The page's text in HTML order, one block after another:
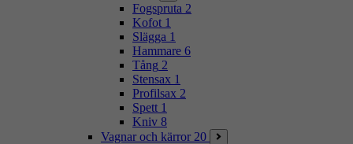
Fogspruta 2
Kofot 1
Slägga 1
Hammare 6
Tång 2
Stensax 1
Profilsax 2
Spett 1
Kniv 8
Vagnar och kärror 20